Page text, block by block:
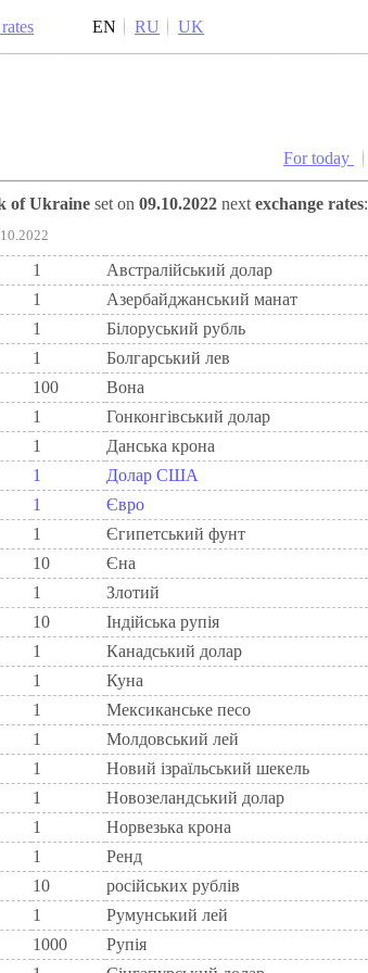
EN RU UK
For today
of Ukraine set on 09.10.2022 next exchange rates:
1 Австралійський долар
1 Азербайджанський манат
1 Бiлоруський рубль
1 Болгарський лев
100 Вона
1 Гонконгівський долар
1 Данська крона
1 Долар США
1 Євро
1 Єгипетський фунт
10 Єна
1 Злотий
10 Індійська рупія
1 Канадський долар
1 Куна
1 Мексиканське песо
1 Молдовський лей
1 Новий ізраїльський шекель
1 Новозеландський долар
1 Норвезька крона
1 Ренд
10 російських рублів
1 Румунський лей
1000 Рупія